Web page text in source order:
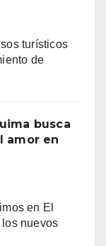
sombrillas
al
y
una
grises
turísticos
de
la
busca
amor en
en El
nuevos